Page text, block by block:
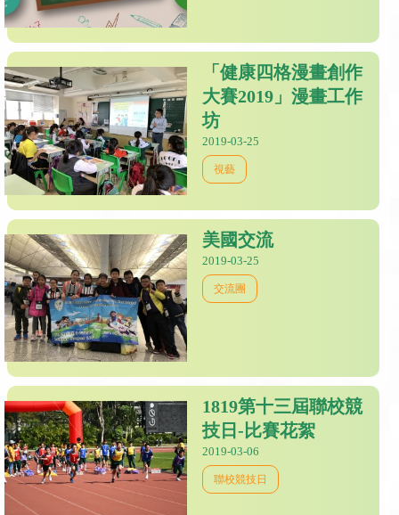
「健康四格漫畫創作
大賽2019」漫畫工作
坊
2019-03-25
視藝
美國交流
2019-03-25
交流團
1819第十三屆聯校競
技日-比賽花絮
2019-03-06
聯校競技日